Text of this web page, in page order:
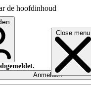
de hoofdinhoud
Close menu
Anmelden